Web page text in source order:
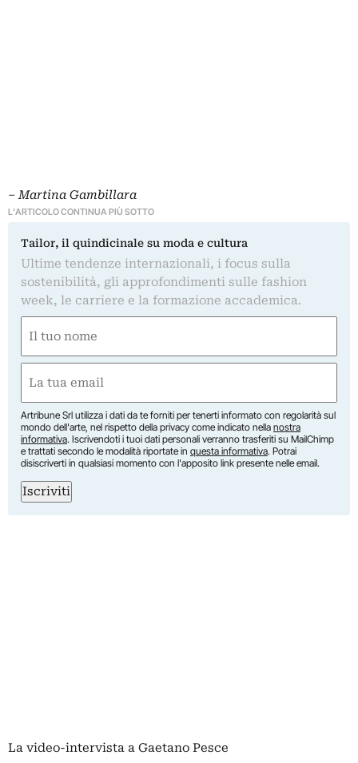
– Martina Gambillara
L'ARTICOLO CONTINUA PIÙ SOTTO
Tailor, il quindicinale su moda e cultura
Ultime tendenze internazionali, i focus sulla
sostenibilità, gli approfondimenti sulle fashion
week, le carriere e la formazione accademica.
(Obbligatorio)
Nome
(Obbligatorio)
Artribune Srl utilizza i dati da te forniti per tenerti informato con regolarità sul
mondo dell'arte, nel rispetto della privacy come indicato nella nostra
informativa. Iscrivendoti i tuoi dati personali verranno trasferiti su MailChimp
e trattati secondo le modalità riportate in questa informativa. Potrai
disiscriverti in qualsiasi momento con l'apposito link presente nelle email.
Iscriviti
La video-intervista a Gaetano Pesce